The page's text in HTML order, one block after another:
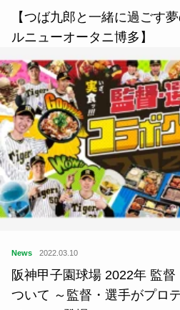
【つば九郎と一緒に過ごす
ルニューオータニ博多】
News 2022.03.10
阪神甲子園球場 2022年 監
ついて ～監督・選手がプロ